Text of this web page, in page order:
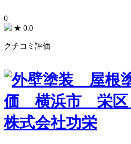
0
★ 0.0
クチコミ評価